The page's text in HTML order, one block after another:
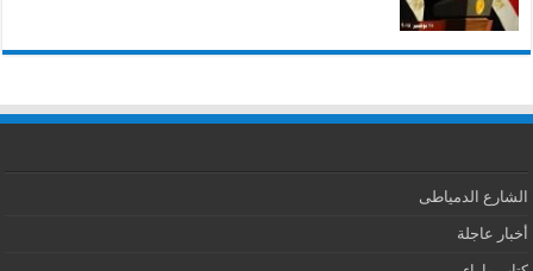
الشارع الدمياطى
أخبار عاجلة